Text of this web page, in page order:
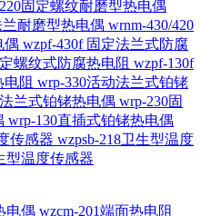
固定螺纹耐磨型热电偶
兰耐磨型热电偶 wrnm-430/420
偶 wzpf-430f 固定法兰式防腐
螺纹式防腐热电阻 wzpf-130f
阻 wrp-330活动法兰式铂铑
兰式铂铑热电偶 wrp-230固
wrp-130直插式铂铑热电偶
传感器 wzpsb-218卫生型温度
型温度传感器
电偶 wzcm-201端面热电阻